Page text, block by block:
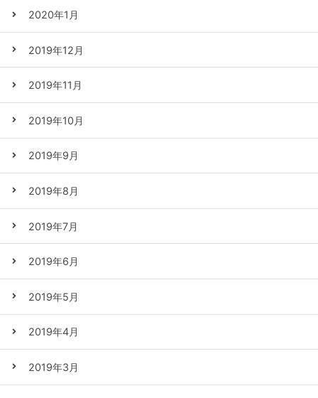
2020年1月
2019年12月
2019年11月
2019年10月
2019年9月
2019年8月
2019年7月
2019年6月
2019年5月
2019年4月
2019年3月